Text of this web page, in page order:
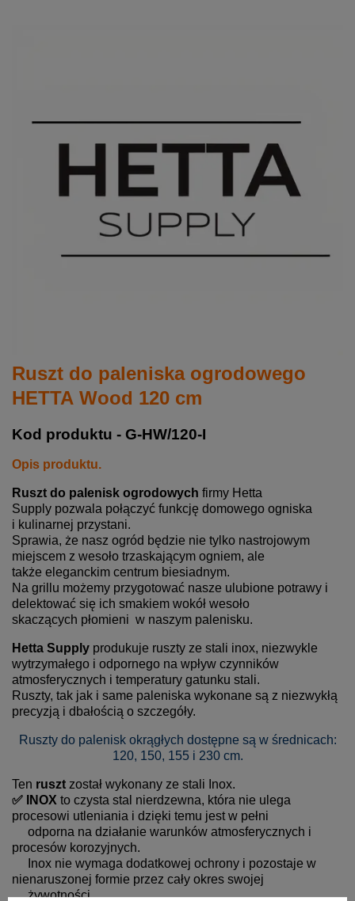
Ruszt do paleniska ogrodowego
HETTA Wood 120 cm
Kod produktu - G-HW/120-I
Opis produktu.
Ruszt do palenisk ogrodowych firmy Hetta
Supply pozwala połączyć funkcję domowego ogniska
i kulinarnej przystani.
Sprawia, że nasz ogród będzie nie tylko nastrojowym
miejscem z wesoło trzaskającym ogniem, ale
także eleganckim centrum biesiadnym.
Na grillu możemy przygotować nasze ulubione potrawy i
delektować się ich smakiem wokół wesoło
skaczących płomieni w naszym palenisku.
Hetta Supply produkuje ruszty ze stali inox, niezwykle
wytrzymałego i odpornego na wpływ czynników
atmosferycznych i temperatury gatunku stali.
Ruszty, tak jak i same paleniska wykonane są z niezwykłą
precyzją i dbałością o szczegóły.
Ruszty do palenisk okrągłych dostępne są w średnicach:
120, 150, 155 i 230 cm.
Ten ruszt został wykonany ze stali Inox.
✅
INOX to czysta stal nierdzewna, która nie ulega
procesowi utleniania i dzięki temu jest w pełni
odporna na działanie warunków atmosferycznych i
procesów korozyjnych.
Inox nie wymaga dodatkowej ochrony i pozostaje w
nienaruszonej formie przez cały okres swojej
żywotności.